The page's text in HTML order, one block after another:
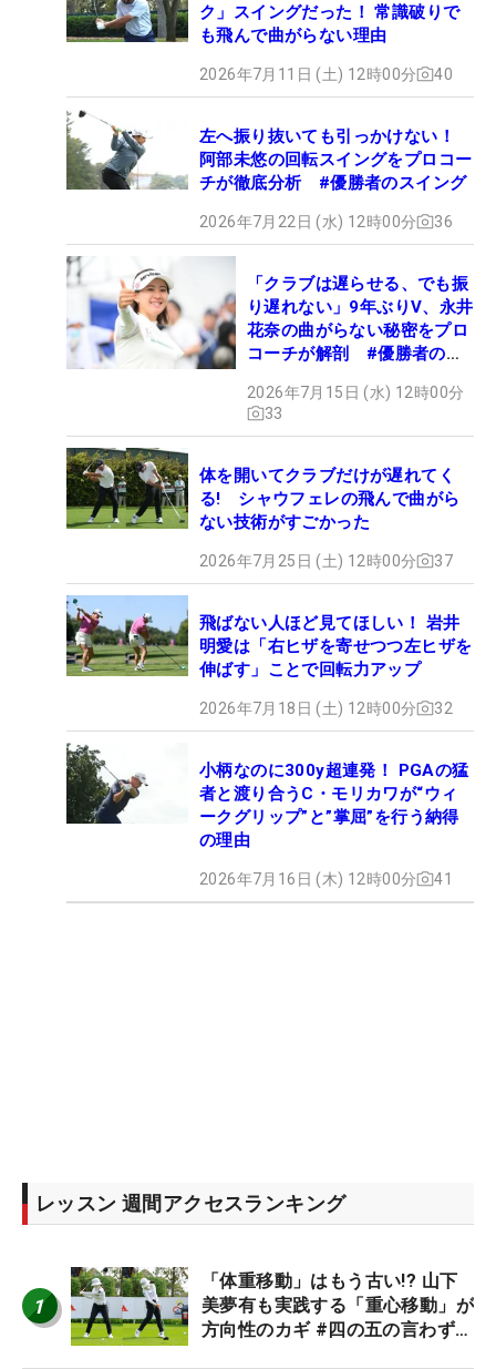
ク」スイングだった！ 常識破りで
も飛んで曲がらない理由
2026年7月11日 (土) 12時00分 40
左へ振り抜いても引っかけない！
阿部未悠の回転スイングをプロコー
チが徹底分析 #優勝者のスイング
2026年7月22日 (水) 12時00分 36
「クラブは遅らせる、でも振
り遅れない」9年ぶりV、永井
花奈の曲がらない秘密をプロ
コーチが解剖 #優勝者のス
2026年7月15日 (水) 12時00分
33
体を開いてクラブだけが遅れてく
る! シャウフェレの飛んで曲がら
ない技術がすごかった
2026年7月25日 (土) 12時00分 37
飛ばない人ほど見てほしい！ 岩井
明愛は「右ヒザを寄せつつ左ヒザを
伸ばす」ことで回転力アップ
2026年7月18日 (土) 12時00分 32
小柄なのに300y超連発！ PGAの猛
者と渡り合うC・モリカワが“ウィ
ークグリップ”と”掌屈”を行う納得
の理由
2026年7月16日 (木) 12時00分 41
レッスン 週間アクセスランキング
1
「体重移動」はもう古い!? 山下
美夢有も実践する「重心移動」が
方向性のカギ #四の五の言わず振